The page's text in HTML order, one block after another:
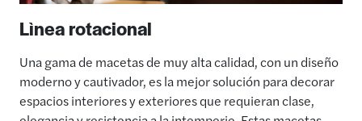
Lìnea rotacional
Una gama de macetas de muy alta calidad, con un diseño
moderno y cautivador, es la mejor solución para decorar
espacios interiores y exteriores que requieran clase,